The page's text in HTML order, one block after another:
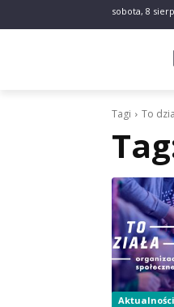
sobota, 8
Tagi To
Aktualności